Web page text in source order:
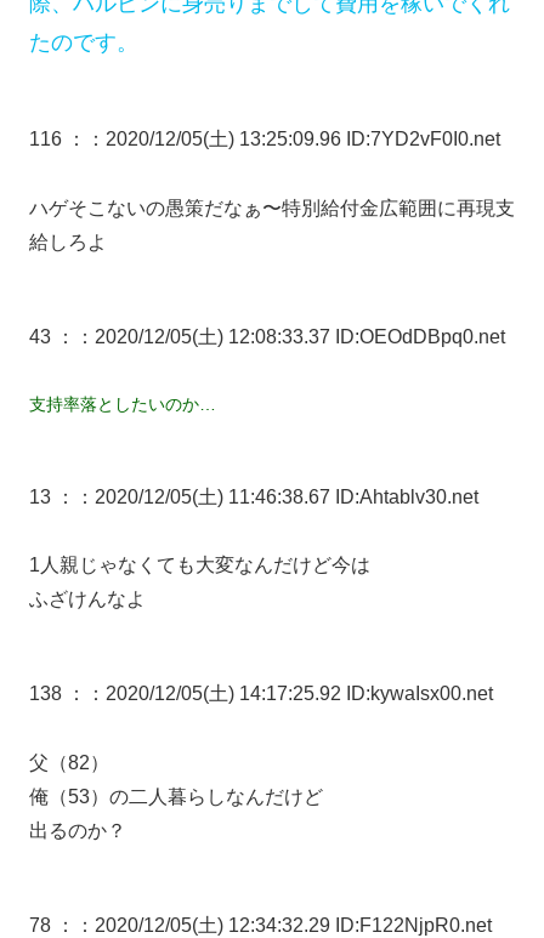
たのです。
116 ： ：2020/12/05(土) 13:25:09.96 ID:7YD2vF0I0.net
ハゲそこないの愚策だなぁ〜特別給付金広範囲に再現支
給しろよ
43 ： ：2020/12/05(土) 12:08:33.37 ID:OEOdDBpq0.net
支持率落としたいのか…
13 ： ：2020/12/05(土) 11:46:38.67 ID:Ahtablv30.net
1人親じゃなくても大変なんだけど今は
ふざけんなよ
138 ： ：2020/12/05(土) 14:17:25.92 ID:kywaIsx00.net
父（82）
俺（53）の二人暮らしなんだけど
出るのか？
78 ： ：2020/12/05(土) 12:34:32.29 ID:F122NjpR0.net